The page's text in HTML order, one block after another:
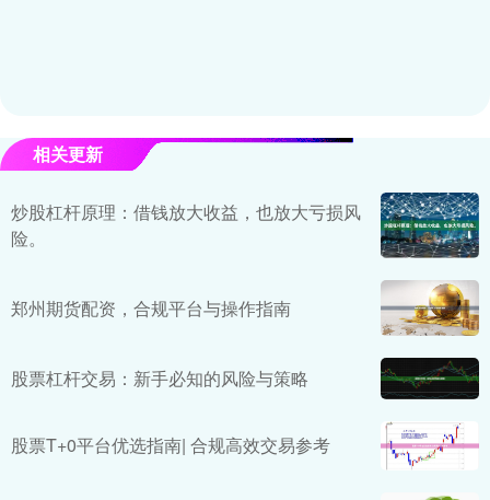
相关更新
炒股杠杆原理：借钱放大收益，也放大亏损风
险。
郑州期货配资，合规平台与操作指南
股票杠杆交易：新手必知的风险与策略
股票T+0平台优选指南| 合规高效交易参考